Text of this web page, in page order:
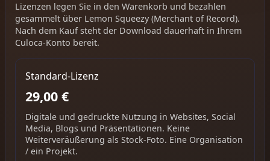
Lizenzen legen Sie in den Warenkorb und bezahlen
gesammelt über Lemon Squeezy (Merchant of Record).
Nach dem Kauf steht der Download dauerhaft in Ihrem
Culoca-Konto bereit.
Standard-Lizenz
29,00 €
Digitale und gedruckte Nutzung in Websites, Social
Media, Blogs und Präsentationen. Keine
Weiterveräußerung als Stock-Foto. Eine Organisation
/ ein Projekt.